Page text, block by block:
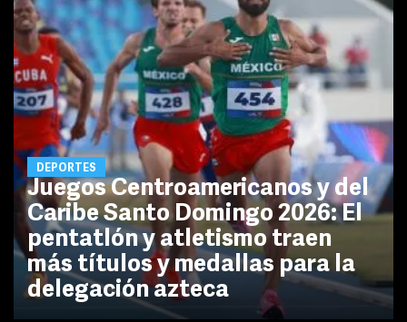
DEPORTES
Juegos Centroamericanos y del
Caribe Santo Domingo 2026: El
pentatlón y atletismo traen
más títulos y medallas para la
delegación azteca